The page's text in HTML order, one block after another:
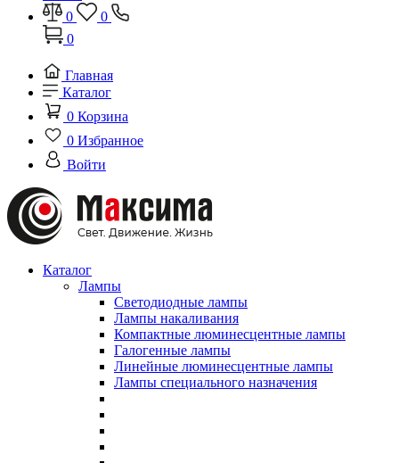
0
0
0
Главная
Каталог
0 Корзина
0 Избранное
Войти
Каталог
Лампы
Светодиодные лампы
Лампы накаливания
Компактные люминесцентные лампы
Галогенные лампы
Линейные люминесцентные лампы
Лампы специального назначения